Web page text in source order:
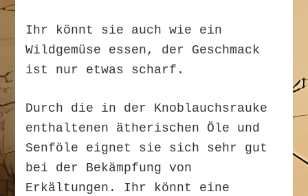
Ihr könnt sie auch wie ein
Wildgemüse essen, der Geschmack
ist nur etwas scharf.
Durch die in der Knoblauchsrauke
enthaltenen ätherischen Öle und
Senföle eignet sie sich sehr gut
bei der Bekämpfung von
Erkältungen. Ihr könnt eine